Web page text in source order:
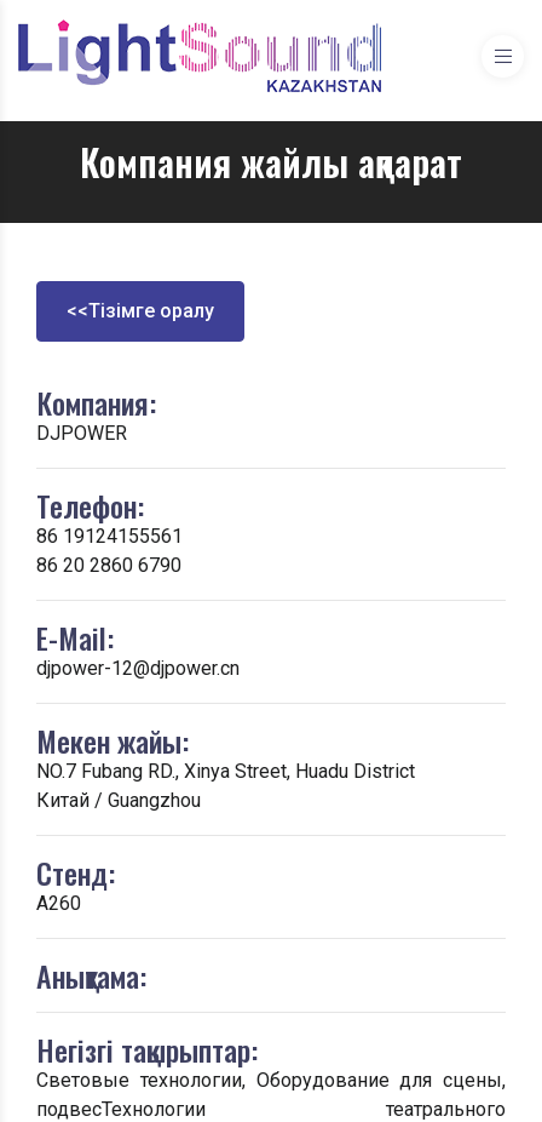
Компания жайлы ақпарат
<<Тізімге оралу
Компания:
DJPOWER
Телефон:
86 19124155561
86 20 2860 6790
E-Mail:
djpower-12@djpower.cn
Мекен жайы:
NO.7 Fubang RD., Xinya Street, Huadu District
Китай / Guangzhou
Стенд:
A260
Анықтама:
Негізгі тақырыптар:
Световые технологии, Оборудование для сцены,
подвесТехнологии театрального